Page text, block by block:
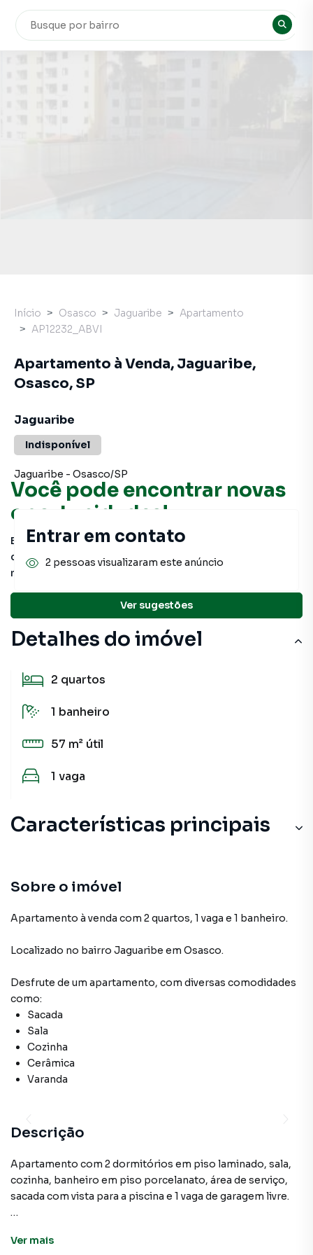
Você pode encontrar novas
oportunidades!
Este imóvel não está mais disponível, mas você pode
conferir outros em nosso site ou deixar seu contato para
receber mais informações.
Ver sugestões
Detalhes do imóvel
2 quartos
1 banheiro
57 m² útil
1 vaga
Características principais
Sobre o imóvel
Apartamento à venda com 2 quartos, 1 vaga e 1 banheiro.
Localizado no bairro Jaguaribe em Osasco.
Desfrute de um apartamento, com diversas comodidades
como:
Sacada
Sala
Cozinha
Cerâmica
Varanda
Descrição
Apartamento com 2 dormitórios em piso laminado, sala,
cozinha, banheiro em piso porcelanato, área de serviço,
sacada com vista para a piscina e 1 vaga de garagem livre.
Apartamento para Venda em região valorizada do bairro
Ver mais
Início Osasco Jaguaribe
Apartamento
AP12232_ABVI
Apartamento à Venda, Jaguaribe,
Osasco, SP
Jaguaribe
Indisponível
Jaguaribe - Osasco/SP
Entrar em contato
2 pessoas visualizaram este anúncio